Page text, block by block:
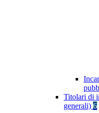
Titolari di
generali) 6